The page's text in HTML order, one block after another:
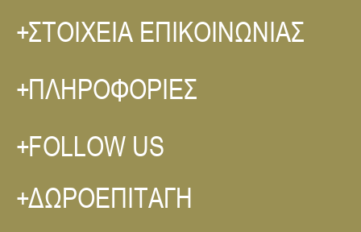
ΣΤΟΙΧΕΙΑ ΕΠΙΚΟΙΝΩΝΙΑΣ
ΠΛΗΡΟΦΟΡΙΕΣ
FOLLOW US
ΔΩΡΟΕΠΙΤΑΓΗ